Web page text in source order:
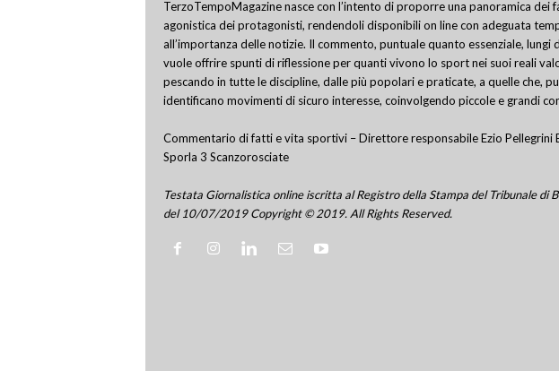
TerzoTempoMagazine nasce con l’intento di proporre una panoramica dei
agonistica dei protagonisti, rendendoli disponibili on line con adeguata
all’importanza delle notizie. Il commento, puntuale quanto essenziale, lungi
vuole offrire spunti di riflessione per quanti vivono lo sport nei suoi reali
pescando in tutte le discipline, dalle più popolari e praticate, a quelle che,
identificano movimenti di sicuro interesse, coinvolgendo piccole e grandi
Commentario di fatti e vita sportivi – Direttore responsabile Ezio Pellegrini
Sporla 3 Scanzorosciate
Testata Giornalistica online iscritta al Registro della Stampa del Tribunale di
del 10/07/2019 Copyright © 2019. All Rights Reserved.